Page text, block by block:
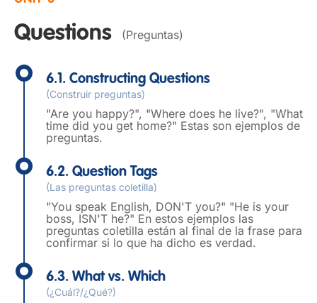
Questions (Preguntas)
6.1. Constructing Questions
(Construir preguntas)
"Are you happy?", "Where does he live?", "What
time did you get home?" Estas son ejemplos de
preguntas.
6.2. Question Tags
(Las preguntas coletilla)
"You speak English, DON'T you?" "He is your
boss, ISN'T he?" En estos ejemplos las
preguntas coletilla están al final de la frase para
confirmar si lo que ha dicho es verdad.
6.3. What vs. Which
(¿Cuál?/¿Qué?)